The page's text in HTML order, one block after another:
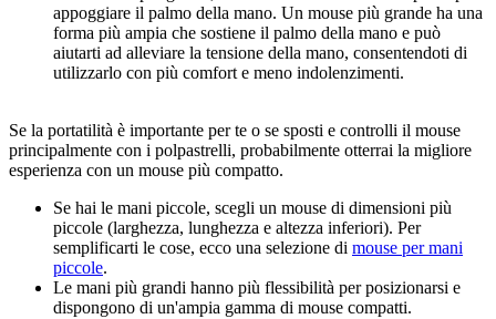
appoggiare il palmo della mano. Un mouse più grande ha una
forma più ampia che sostiene il palmo della mano e può
aiutarti ad alleviare la tensione della mano, consentendoti di
utilizzarlo con più comfort e meno indolenzimenti.
Se la portatilità è importante per te o se sposti e controlli il mouse
principalmente con i polpastrelli, probabilmente otterrai la migliore
esperienza con un mouse più compatto.
Se hai le mani piccole, scegli un mouse di dimensioni più
piccole (larghezza, lunghezza e altezza inferiori). Per
semplificarti le cose, ecco una selezione di mouse per mani
piccole.
Le mani più grandi hanno più flessibilità per posizionarsi e
dispongono di un'ampia gamma di mouse compatti.